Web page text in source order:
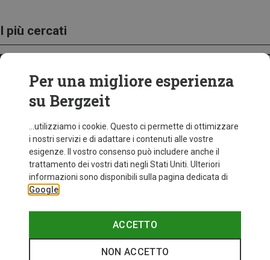
I più cercati
Per una migliore esperienza
su Bergzeit
...utilizziamo i cookie. Questo ci permette di ottimizzare
i nostri servizi e di adattare i contenuti alle vostre
esigenze. Il vostro consenso può includere anche il
trattamento dei vostri dati negli Stati Uniti. Ulteriori
informazioni sono disponibili sulla pagina dedicata di
Google
ACCETTO
NON ACCETTO